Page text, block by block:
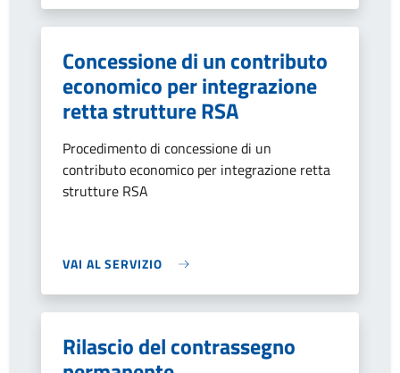
Concessione di un contributo
economico per integrazione
retta strutture RSA
Procedimento di concessione di un
contributo economico per integrazione retta
strutture RSA
VAI AL SERVIZIO
Rilascio del contrassegno